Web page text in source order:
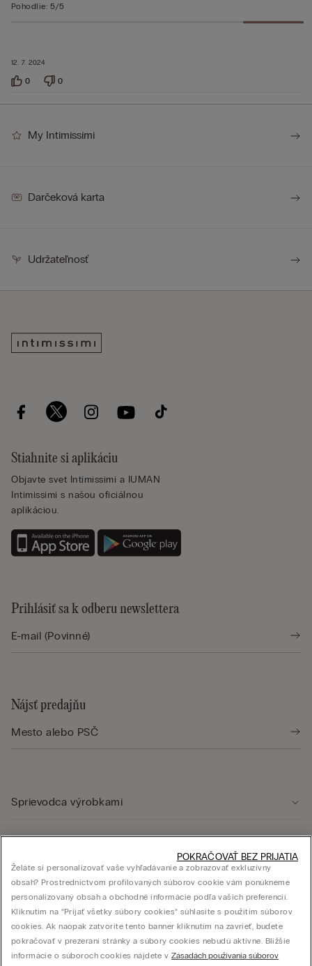
12. 7. 2024
Pohodlie: 5/5
0 0
My Intimissimi
Darčeková karta
Udržateľnosť
Stiahnite si aplikáciu
Objavte svet Intimissimi a IUMAN
Intimissimi s našou oficiálnou
aplikáciou.
Prihlásiť sa k odberu newslettera
Nájsť predajňu
Sprievodca výrobkami
Právna oblasť
Firma
Želáte si personalizovať vaše vyhľadávanie a zobrazovať exkluzívny
obsah? Prostredníctvom profilovaných súborov cookie vám ponúkneme
personalizovaný obsah a obchodné informácie podľa vašich preferencií.
Kliknutím na “Prijať všetky súbory cookies” súhlasíte s použitím súborov
cookies. Ak naopak zatvoríte tento banner kliknutím na zavrieť, budete
pokračovať v prezeraní stránky a súbory cookies nebudú aktívne. Bližšie
informácie o súboroch cookies nájdete vZásadách používania súborov
POKRAČOVAŤ BEZ PRIJATIA